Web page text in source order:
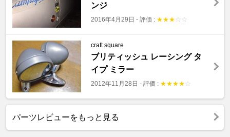
ンジ
2016年4月29日 - 評価 : ★★★ ☆ ☆
craft square
ブリティッシュ レーシング タ
イプ ミラー
2012年11月28日 - 評価 : ★★★★ ☆
パーツレビューをもっと見る